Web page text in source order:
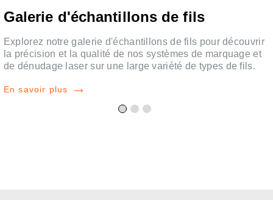
Galerie d'échantillons de fils
Explorez notre galerie d'échantillons de fils pour découvrir
la précision et la qualité de nos systèmes de marquage et
de dénudage laser sur une large variété de types de fils.
En savoir plus